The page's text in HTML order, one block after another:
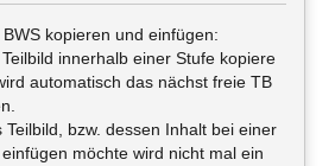
kopieren und einfügen:
innerhalb einer Stufe kopiere
automatisch das nächst freie TB
Teilbild, bzw. dessen Inhalt bei einer
möchte wird nicht mal ein